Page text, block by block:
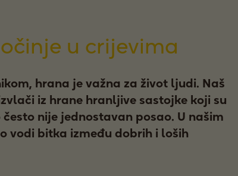
u crijevima
hrana je važna za život ljudi. Naš
iz hrane hranljive sastojke koji su
nije jednostavan posao. U našim
vodi bitka između dobrih i loših